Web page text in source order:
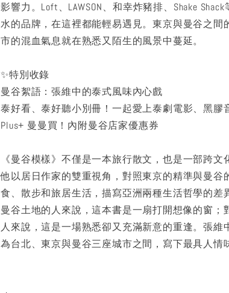
影響力。Loft、LAWSON、和幸炸豬排、Shake
水的品牌，在這裡都能輕易遇見。東京與曼谷之間
市的混血氣息就在熟悉又陌生的風景中蔓延。
✨特別收錄
曼谷絮語：張維中的泰式風味內心戲
泰好看、泰好聽小別冊！一起愛上泰劇電影、黑膠
Plus+ 曼曼買！內附曼谷店家優惠券
《曼谷模樣》不僅是一本旅行散文，也是一部跨文
他以居日作家的雙重視角，對照東京的精準與曼谷
食、散步和旅居生活，描寫亞洲兩種生活哲學的差
曼谷土地的人來說，這本書是一扇打開想像的窗；
人來說，這是一場熟悉卻又充滿新意的重逢。張維
為台北、東京與曼谷三座城市之間，寫下最具人情